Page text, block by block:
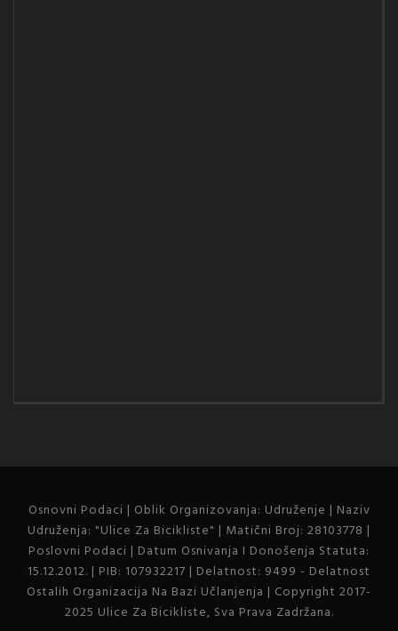
Osnovni Podaci | Oblik Organizovanja: Udruženje | Naziv
Udruženja: "Ulice Za Bicikliste" | Matični Broj: 28103778 |
Poslovni Podaci | Datum Osnivanja I Donošenja Statuta:
15.12.2012. | PIB: 107932217 | Delatnost: 9499 - Delatnost
Ostalih Organizacija Na Bazi Učlanjenja | Copyright 2017-
2025 Ulice Za Bicikliste, Sva Prava Zadržana.